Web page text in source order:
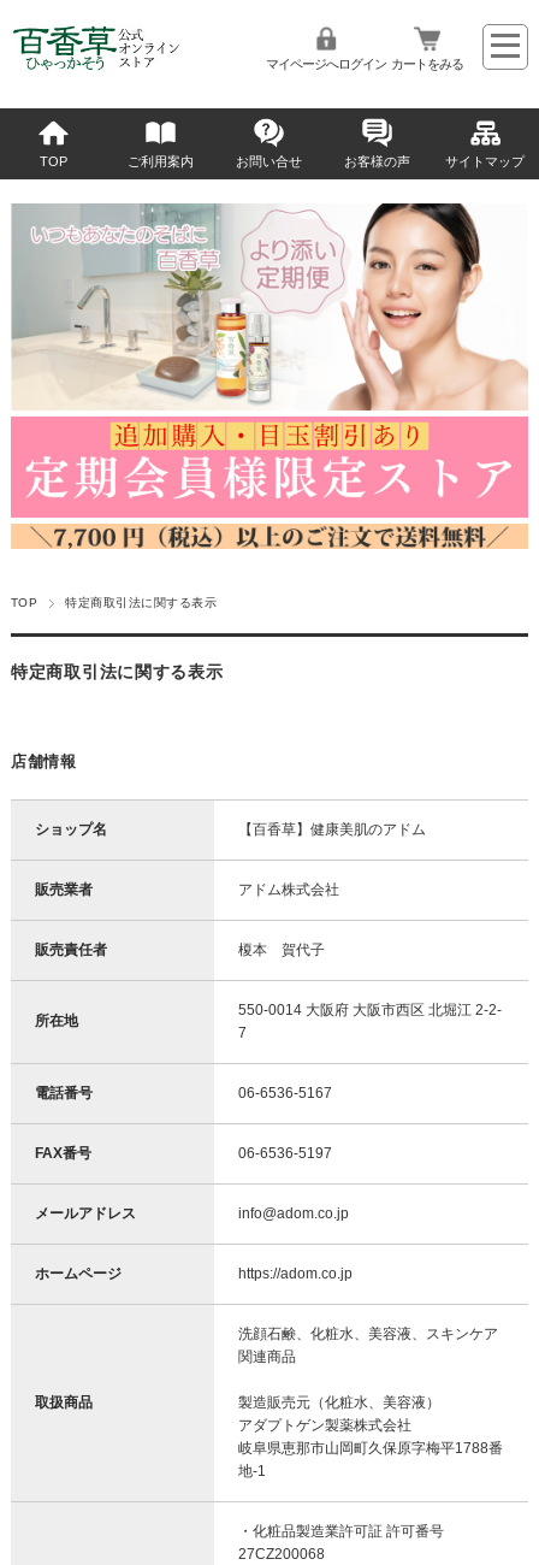
マイページへログイン カートをみる
TOP ご利用案内 お問い合せ お客様の声 サイトマップ
TOP 特定商取引法に関する表示
特定商取引法に関する表示
店舗情報
ショップ名 【百香草】健康美肌のアドム
販売業者 アドム株式会社
販売責任者 榎本 賀代子
所在地
550-0014 大阪府 大阪市西区 北堀江 2-2-
7
電話番号 06-6536-5167
FAX番号 06-6536-5197
メールアドレス info@adom.co.jp
ホームページ https://adom.co.jp
取扱商品
洗顔石鹸、化粧水、美容液、スキンケア
関連商品
製造販売元（化粧水、美容液）
アダプトゲン製薬株式会社
岐阜県恵那市山岡町久保原字梅平1788番
地-1
・化粧品製造業許可証 許可番号
27CZ200068